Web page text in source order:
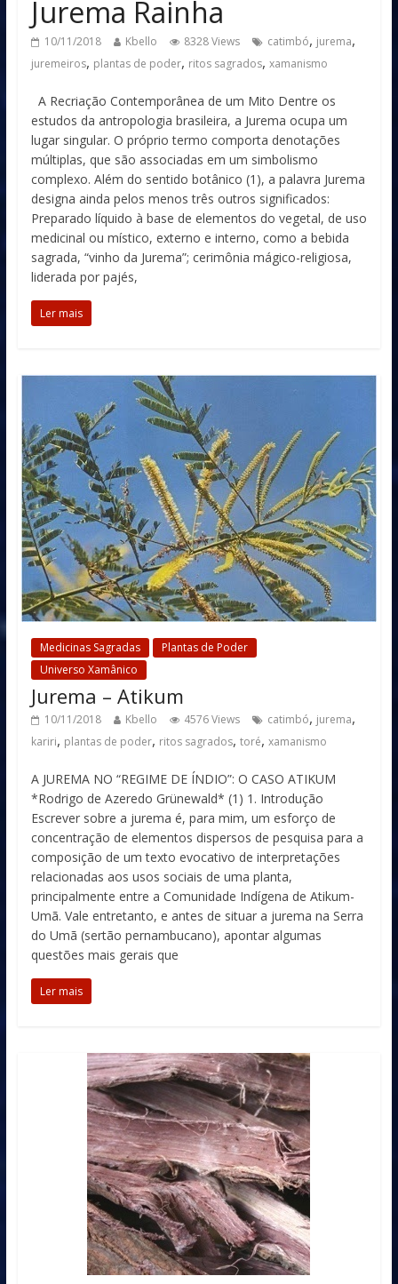
Jurema Rainha
10/11/2018 Kbello 8328 Views catimbó, jurema,
juremeiros, plantas de poder, ritos sagrados, xamanismo
A Recriação Contemporânea de um Mito Dentre os
estudos da antropologia brasileira, a Jurema ocupa um
lugar singular. O próprio termo comporta denotações
múltiplas, que são associadas em um simbolismo
complexo. Além do sentido botânico (1), a palavra Jurema
designa ainda pelos menos três outros significados:
Preparado líquido à base de elementos do vegetal, de uso
medicinal ou místico, externo e interno, como a bebida
sagrada, “vinho da Jurema”; cerimônia mágico-religiosa,
liderada por pajés,
Ler mais
Medicinas Sagradas
Plantas de Poder
Universo Xamânico
Jurema – Atikum
10/11/2018 Kbello 4576 Views catimbó, jurema,
kariri, plantas de poder, ritos sagrados, toré, xamanismo
A JUREMA NO “REGIME DE ÍNDIO”: O CASO ATIKUM
*Rodrigo de Azeredo Grünewald* (1) 1. Introdução
Escrever sobre a jurema é, para mim, um esforço de
concentração de elementos dispersos de pesquisa para a
composição de um texto evocativo de interpretações
relacionadas aos usos sociais de uma planta,
principalmente entre a Comunidade Indígena de Atikum-
Umã. Vale entretanto, e antes de situar a jurema na Serra
do Umã (sertão pernambucano), apontar algumas
questões mais gerais que
Ler mais